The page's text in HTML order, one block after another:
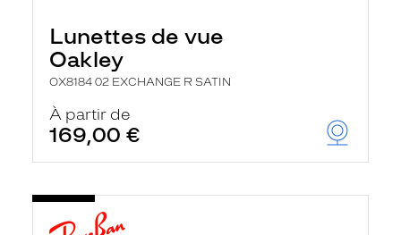
Lunettes de vue
Oakley
OX8184 02 EXCHANGE R SATIN
À partir de
169,00 €